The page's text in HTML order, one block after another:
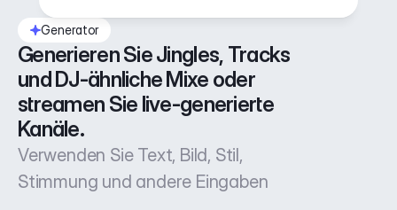
Generator
Generieren Sie Jingles, Tracks
und DJ-ähnliche Mixe oder
streamen Sie live-generierte
Kanäle.
Verwenden Sie Text, Bild, Stil,
Stimmung und andere Eingaben